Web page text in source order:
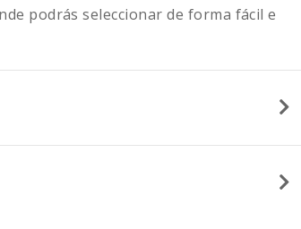
podrás seleccionar de forma fácil e